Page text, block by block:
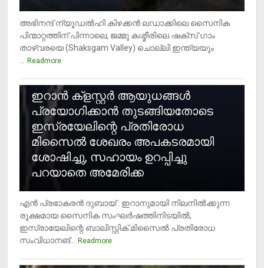
അഭിനന്ദ് ന്യൂഡൽഹി കിഴക്കൻ ലഡാക്കിലെ സൈനിക
പിന്മാറ്റത്തിന് പിന്നാലെ, ജമ്മു കശ്മീരിലെ ഷക്സ് ​ഗാം
താഴ്‌വരയെ (Shaksgam Valley) ചൊല്ലി ഇന്ത്യയും
Readmore
ഇറാന്‍ ക്‌ളസ്റ്റര്‍ ആയുധങ്ങള്‍
പ്രയോഗിക്കാന്‍ തുടങ്ങിയതോടെ
ഇസ്രയേലിന്റെ പ്രതിരോധ
മിസൈല്‍ ശേഖരം അപകടരമായി
ശോഷിച്ചു, സഹായം ഉറപ്പിച്ചു
പറയാതെ അമേരിക്ക
എന്‍ പ്രഭാകരന്‍ ദുബായ് : ഇറാനുമായി നിലനില്‍ക്കുന്ന
രൂക്ഷമായ സൈനിക സംഘര്‍ഷത്തിനിടയില്‍,
ഇസ്രായേലിന്റെ ബാലിസ്റ്റിക് മിസൈല്‍ പ്രതിരോധ
സംവിധാനങ്...
Readmore